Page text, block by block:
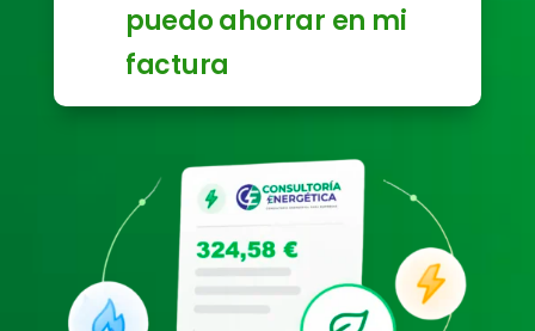
puedo ahorrar en mi
factura